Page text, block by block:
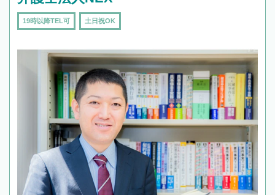
19時以降TEL可 土日祝OK